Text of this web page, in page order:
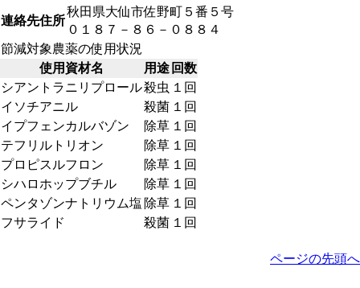
連絡先住所
秋田県大仙市佐野町５番５号
０１８７－８６－０８８４
節減対象農薬の使用状況
使用資材名
用途 回数
シアントラニリプロール殺虫 １回
イソチアニル
殺菌 １回
イプフェンカルバゾン
除草 １回
テフリルトリオン
除草 １回
プロピスルフロン
除草 １回
シハロホップブチル
除草 １回
ペンタゾンナトリウム塩 除草 １回
フサライド
殺菌 １回
ページの先頭へ